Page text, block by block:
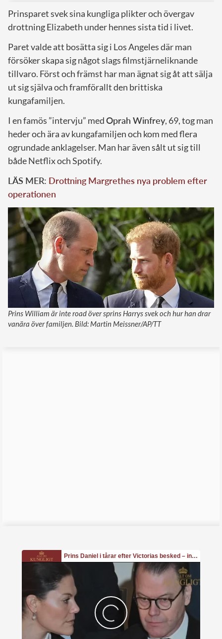
Prinsparet svek sina kungliga plikter och övergav
drottning Elizabeth under hennes sista tid i livet.
Paret valde att bosätta sig i Los Angeles där man
försöker skapa sig något slags filmstjärneliknande
tillvaro. Först och främst har man ägnat sig åt att sälja
ut sig själva och framförallt den brittiska
kungafamiljen.
I en famös ”intervju” medOprah Winfrey, 69, tog man
heder och ära av kungafamiljen och kom med flera
ogrundade anklagelser. Man har även sålt ut sig till
både Netflix och Spotify.
LÄS MER: Drottning Margrethes nya problem efter
operationen
Prins William är inte road över sprins Harrys svek och hur han drar
vanära över familjen. Bild: Martin Meissner/AP/TT